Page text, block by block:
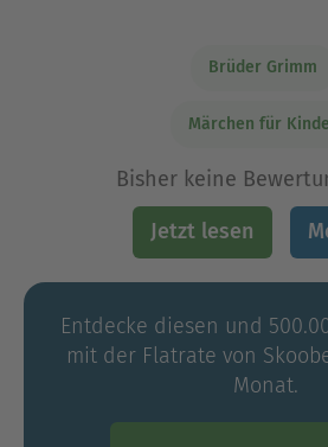
Brüder Grimm
Märchen für
Bisher keine
Jetzt lesen
Entdecke diesen und
mit der Flatrate von
Monat.